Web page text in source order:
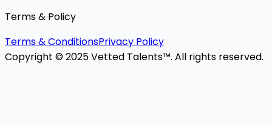
Terms & Policy
Terms & ConditionsPrivacy Policy
Copyright © 2025 Vetted Talents™. All rights reserved.